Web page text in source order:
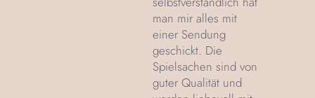
man mir alles mit
einer Sendung
geschickt. Die
Spielsachen sind von
guter Qualität und